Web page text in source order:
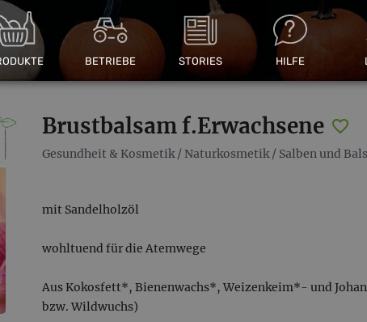
BETRIEBE STORIES HILFE
Brustbalsam f.Erwachsene
Gesundheit & Kosmetik/ Naturkosmetik/ Salben und
mit Sandelholzöl
wohltuend für die Atemwege
Aus Kokosfett*, Bienenwachs*, Weizenkeim*- und
bzw. Wildwuchs)